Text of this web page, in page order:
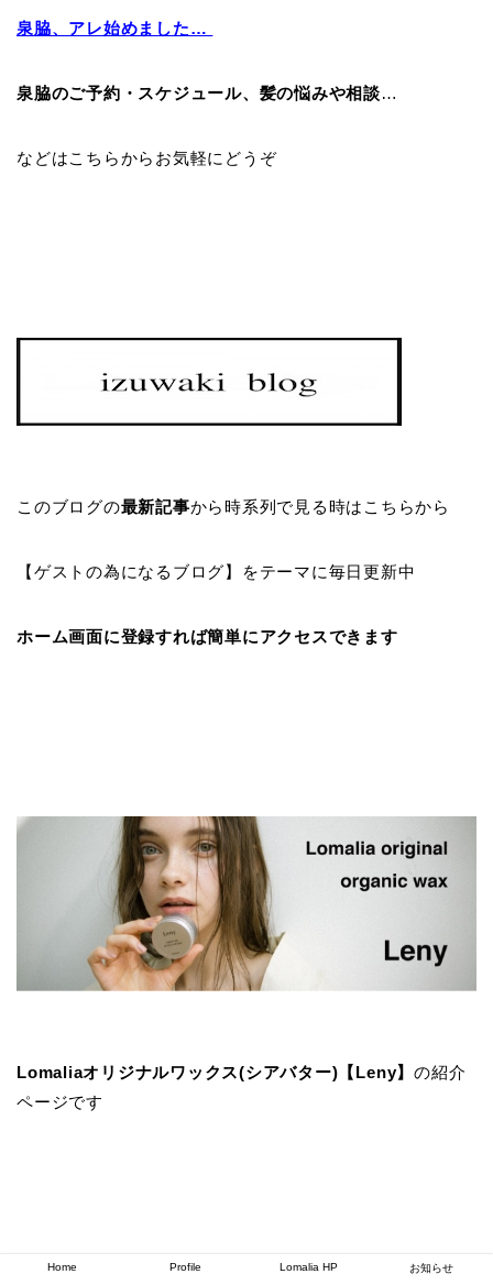
泉脇、アレ始めました…
泉脇のご予約・スケジュール、髪の悩みや相談…
などはこちらからお気軽にどうぞ
このブログの最新記事から時系列で見る時はこちらから
【ゲストの為になるブログ】をテーマに毎日更新中
ホーム画面に登録すれば簡単にアクセスできます
Lomaliaオリジナルワックス(シアバター)【Leny】の紹介
ページです
Home Profile Lomalia HP お知らせ